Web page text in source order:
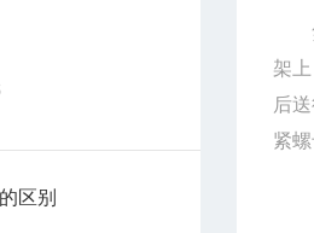
区别
氮
架
后
紧